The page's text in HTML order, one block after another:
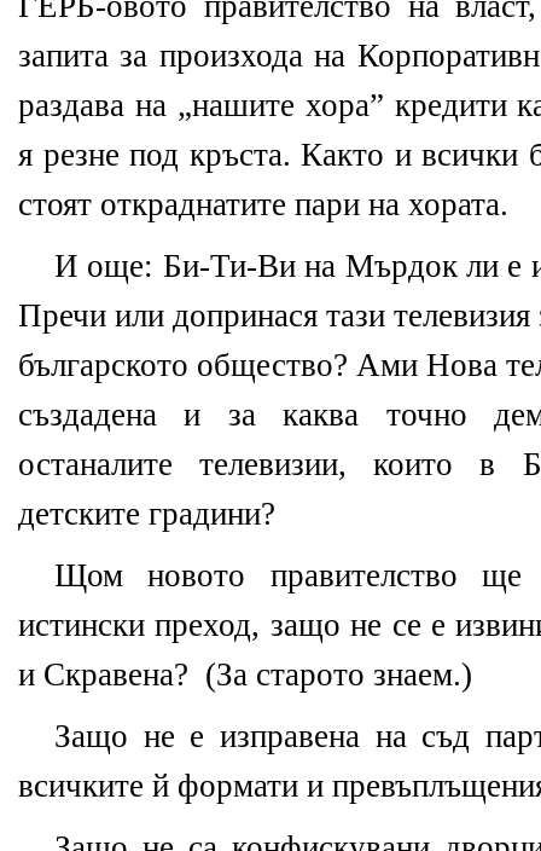
запита за произхода на
раздава на „нашите хора” кредити
я резне под кръста. Както и всички
стоят откраднатите пари на хората.
И още: Би-Ти-Ви на Мърдок ли е
Пречи или допринася тази
българското общество? Ами Нова
създадена и за каква точно
останалите телевизии, които в
детските градини?
Щом новото правителство ще
истински преход, защо не се е
и Скравена? (За старото знаем.)
Защо не е изправена на съд
всичките й формати и